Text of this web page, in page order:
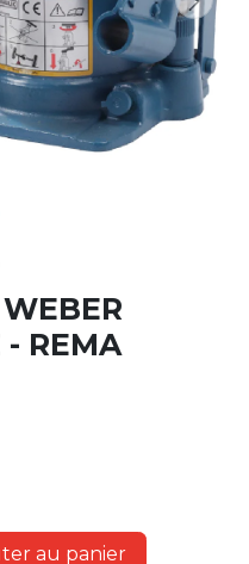
- REMA
au panier